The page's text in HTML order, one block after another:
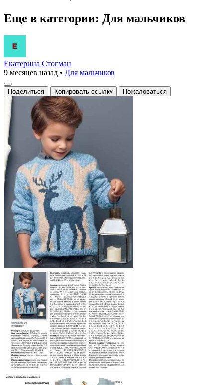
Еще в категории: Для мальчиков
Екатерина Стогман
9 месяцев назад • Для мальчиков
Поделиться Копировать ссылку Пожаловаться